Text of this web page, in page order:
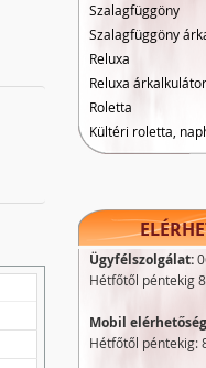
Szalagfüggöny
Szalagfüggöny
Reluxa
Reluxa árkalkulátor
Roletta
Kültéri roletta,
Ügyfélszolgálat:
Hétfőtől péntekig
Mobil
Hétfőtől péntekig: